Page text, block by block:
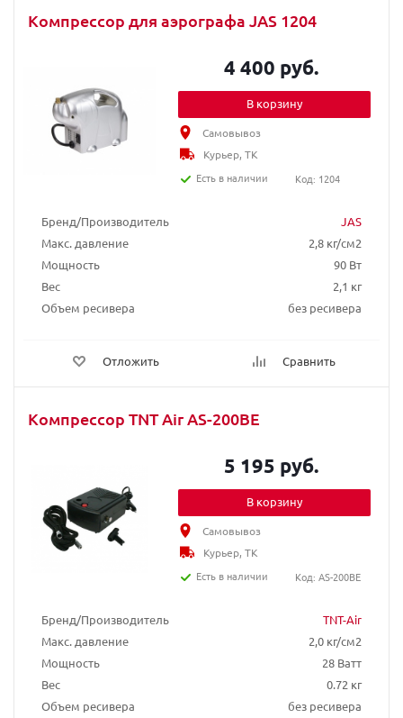
Компрессор для аэрографа JAS 1204
Бренд/Производитель
JAS
Макс. давление
2,8 кг/см2
Мощность
90 Вт
Вес
2,1 кг
Объем ресивера
без ресивера
Отложить Сравнить
4 400 руб.
В корзину
Самовывоз
Курьер, ТК
Есть в наличии
Код: 1204
Компрессор TNT Air AS-200BE
Бренд/Производитель
TNT-Air
Макс. давление
2,0 кг/см2
Мощность
28 Ватт
Вес
0.72 кг
Объем ресивера
без ресивера
5 195 руб.
В корзину
Самовывоз
Курьер, ТК
Есть в наличии
Код: AS-200BE